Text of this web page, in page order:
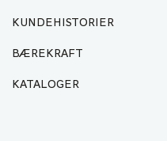
KUNDEHISTORIER
BÆREKRAFT
KATALOGER